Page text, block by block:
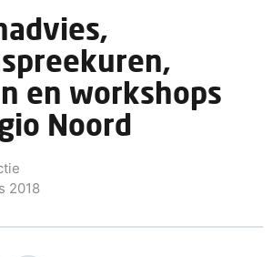
en workshops
Noord
2018